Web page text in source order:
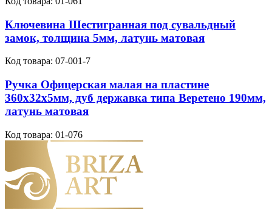
Ключевина Шестигранная под сувальдный
замок, толщина 5мм, латунь матовая
Код товара: 07-001-7
Ручка Офицерская малая на пластине
360х32х5мм, дуб державка типа Веретено 190мм,
латунь матовая
Код товара: 01-076